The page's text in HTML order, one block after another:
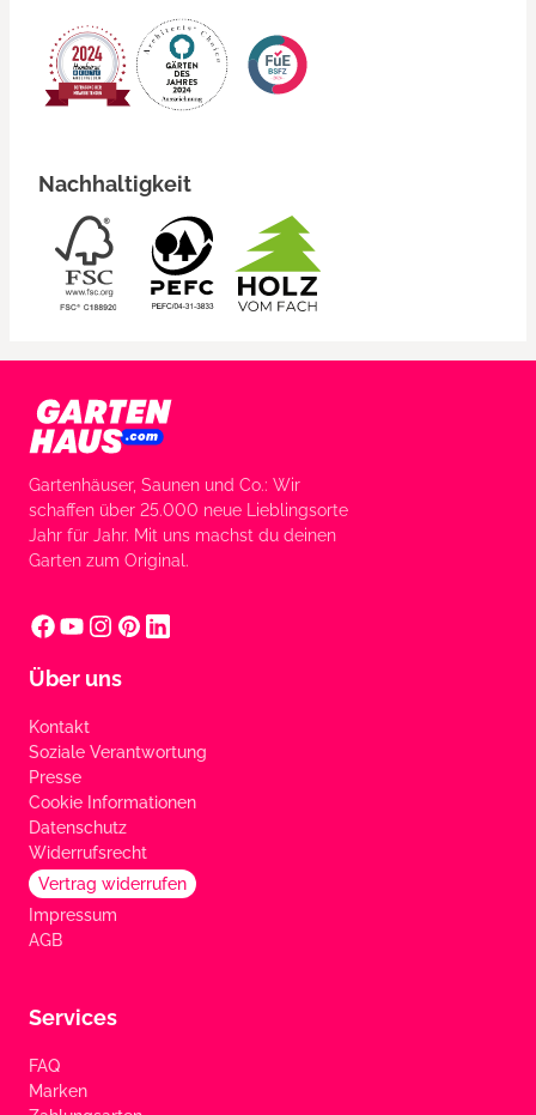
Nachhaltigkeit
Gartenhäuser, Saunen und Co.: Wir
schaffen über 25.000 neue Lieblingsorte
Jahr für Jahr. Mit uns machst du deinen
Garten zum Original.
Über uns
Kontakt
Soziale Verantwortung
Presse
Cookie Informationen
Datenschutz
Widerrufsrecht
Vertrag widerrufen
Impressum
AGB
Services
FAQ
Marken